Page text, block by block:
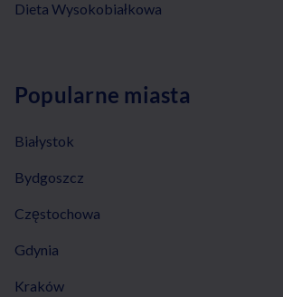
Dieta Wysokobiałkowa
Popularne miasta
Białystok
Bydgoszcz
Częstochowa
Gdynia
Kraków